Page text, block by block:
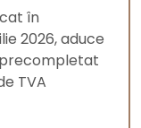
în
2026, aduce
TVA